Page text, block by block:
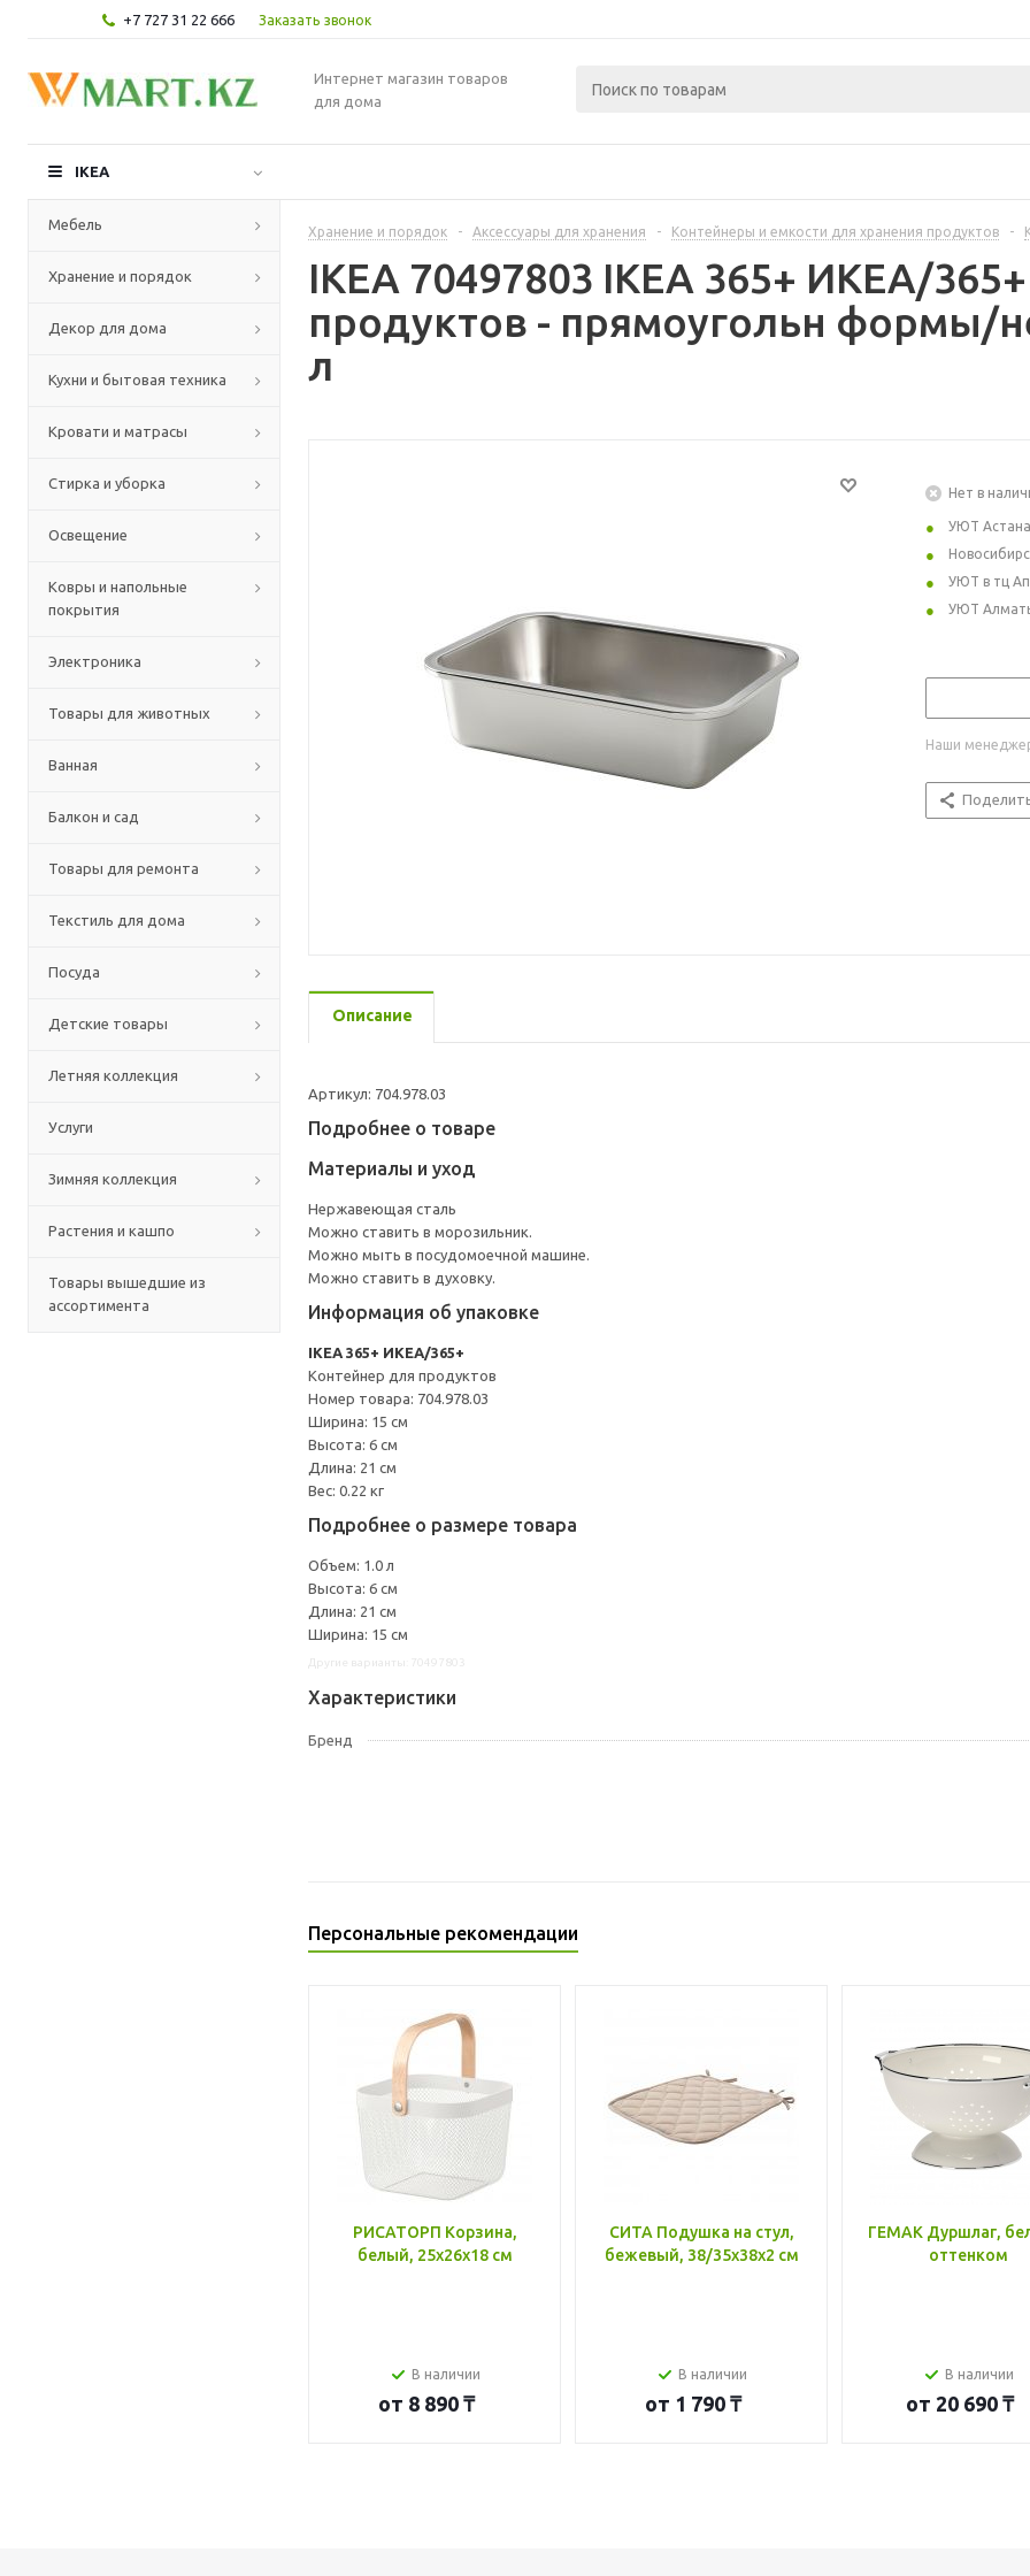
+7 727 31 22 666 Заказать звонок
Интернет магазин товаров
для дома
IKEA
Мебель
Хранение и порядок
Декор для дома
Кухни и бытовая техника
Кровати и матрасы
Стирка и уборка
Освещение
Ковры и напольные
покрытия
Электроника
Товары для животных
Ванная
Балкон и сад
Товары для ремонта
Текстиль для дома
Посуда
Детские товары
Летняя коллекция
Услуги
Зимняя коллекция
Растения и кашпо
Товары вышедшие из
ассортимента
Хранение и порядок - Аксессуары для хранения - Контейнеры и емкости для хранения продуктов -
IKEA 70497803 IKEA 365+ ИКЕА/
продуктов - прямоугольн формы/
л
Нет в
УЮТ Астана
УЮТ в тц
УЮТ
Наши
Описание
Артикул: 704.978.03
Подробнее о товаре
Материалы и уход
Нержавеющая сталь
Можно ставить в морозильник.
Можно мыть в посудомоечной машине.
Можно ставить в духовку.
Информация об упаковке
IKEA 365+ ИКЕА/365+
Контейнер для продуктов
Номер товара: 704.978.03
Ширина: 15 см
Высота: 6 см
Длина: 21 см
Вес: 0.22 кг
Подробнее о размере товара
Объем: 1.0 л
Высота: 6 см
Длина: 21 см
Ширина: 15 см
Характеристики
Бренд
Персональные рекомендации
РИСАТОРП Корзина,
белый, 25x26x18 см
В наличии
от 8 890 ₸
СИТА Подушка на стул,
бежевый, 38/35x38x2 см
В наличии
от 1 790 ₸
ГЕМАК Дуршлаг,
оттенком
В наличии
от 20 690 ₸